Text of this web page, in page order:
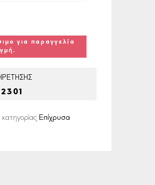
για παραγγελία
Επίχρυσα